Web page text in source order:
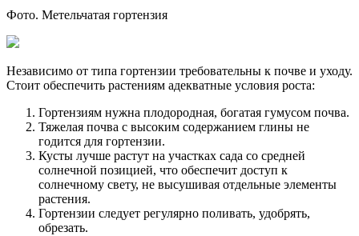
Фото. Метельчатая гортензия
Независимо от типа гортензии требовательны к почве и уходу.
Стоит обеспечить растениям адекватные условия роста:
Гортензиям нужна плодородная, богатая гумусом почва.
Тяжелая почва с высоким содержанием глины не
годится для гортензии.
Кусты лучше растут на участках сада со средней
солнечной позицией, что обеспечит доступ к
солнечному свету, не высушивая отдельные элементы
растения.
Гортензии следует регулярно поливать, удобрять,
обрезать.